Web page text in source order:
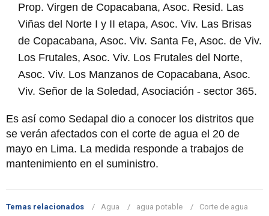
Prop. Virgen de Copacabana, Asoc. Resid. Las
Viñas del Norte I y II etapa, Asoc. Viv. Las Brisas
de Copacabana, Asoc. Viv. Santa Fe, Asoc. de Viv.
Los Frutales, Asoc. Viv. Los Frutales del Norte,
Asoc. Viv. Los Manzanos de Copacabana, Asoc.
Viv. Señor de la Soledad, Asociación - sector 365.
Es así como Sedapal dio a conocer los distritos que
se verán afectados con el corte de agua el 20 de
mayo en Lima. La medida responde a trabajos de
mantenimiento en el suministro.
Temas relacionados Agua agua potable
Corte de agua